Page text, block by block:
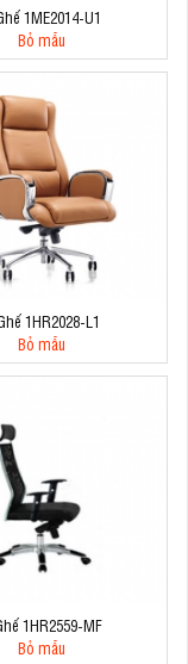
1ME2014-U1
Bỏ mẫu
1HR2028-L1
Bỏ mẫu
1HR2559-MF
Bỏ mẫu